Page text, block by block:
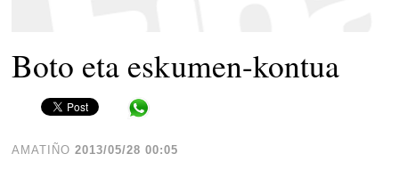
Boto eta eskumen-kontua
AMATIÑO 2013/05/28 00:05